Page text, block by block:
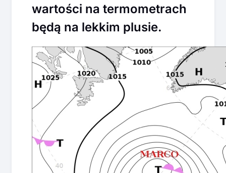
wartości na termometrach
będą na lekkim plusie.